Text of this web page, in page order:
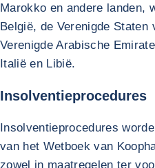
Marokko en andere landen,
België, de Verenigde Staten
Verenigde Arabische
Italië en Libië.
Insolventieprocedures
Insolventieprocedures
van het Wetboek van
zowel in maatregelen ter